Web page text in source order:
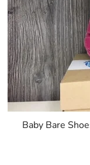
Baby Bare